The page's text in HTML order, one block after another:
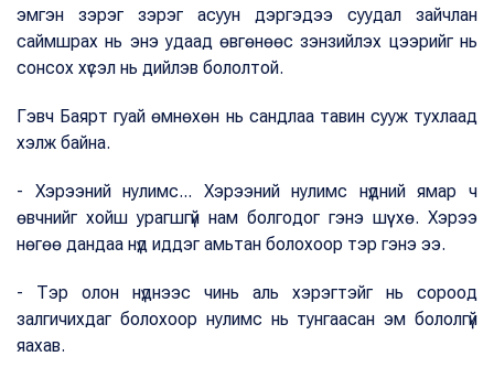
эмгэн зэрэг зэрэг асуун дэргэдээ суудал зайчлан
саймшрах нь энэ удаад өвгөнөөс зэнзийлэх цээрийг нь
сонсох хүсэл нь дийлэв бололтой.
Гэвч Баярт гуай өмнөхөн нь сандлаа тавин сууж тухлаад
хэлж байна.
- Хэрээний нулимс... Хэрээний нулимс нүдний ямар ч
өвчнийг хойш урагшгүй нам болгодог гэнэ шүү хө. Хэрээ
нөгөө дандаа нүд иддэг амьтан болохоор тэр гэнэ ээ.
- Тэр олон нүднээс чинь аль хэрэгтэйг нь сороод
залгичихдаг болохоор нулимс нь тунгаасан эм бололгүй
яахав.